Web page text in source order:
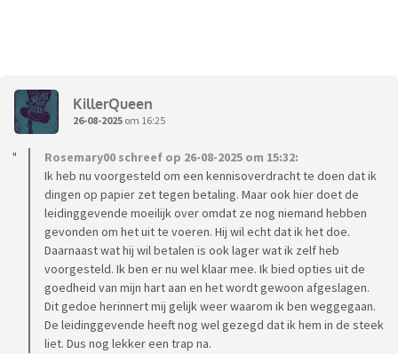
KillerQueen
26-08-2025 om 16:25
Rosemary00 schreef op 26-08-2025 om 15:32:
Ik heb nu voorgesteld om een kennisoverdracht te doen dat ik
dingen op papier zet tegen betaling. Maar ook hier doet de
leidinggevende moeilijk over omdat ze nog niemand hebben
gevonden om het uit te voeren. Hij wil echt dat ik het doe.
Daarnaast wat hij wil betalen is ook lager wat ik zelf heb
voorgesteld. Ik ben er nu wel klaar mee. Ik bied opties uit de
goedheid van mijn hart aan en het wordt gewoon afgeslagen.
Dit gedoe herinnert mij gelijk weer waarom ik ben weggegaan.
De leidinggevende heeft nog wel gezegd dat ik hem in de steek
liet. Dus nog lekker een trap na.